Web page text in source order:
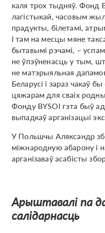
каля трох тыдняў. Фонд
лагістыкай, часовым
прадукты, білетамі,
І там на месцы мяне
бытавымі рэчамі, –
не ўпэўненасць у тым,
не матэрыяльная
Беларусі і зараз чакаў
цяжарам для сваіх
Фонду BYSOl гэта быў
выпадкаў арганізацыі
У Польшчы Аляксандр
міжнародную абарону і
арганізаваў асабісты
Арыштавалі па
салідарнасць